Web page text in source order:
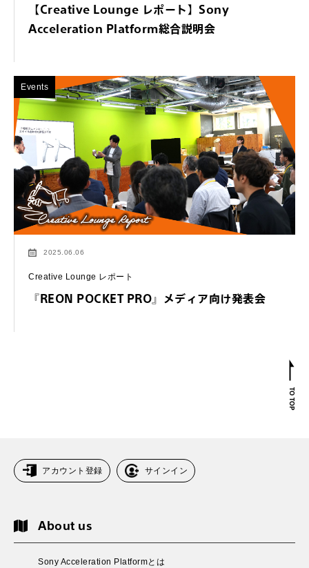
【Creative Lounge レポート】Sony
Acceleration Platform総合説明会
Events
2025.06.06
Creative Lounge レポート
『REON POCKET PRO』メディア向け発表会
アカウント登録 サインイン
About us
Sony Acceleration Platformとは